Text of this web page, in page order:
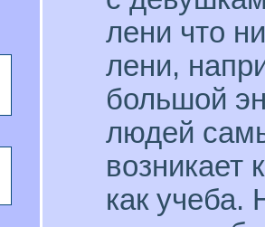
лени что
лени,
большой
людей
возникает
как учеба.